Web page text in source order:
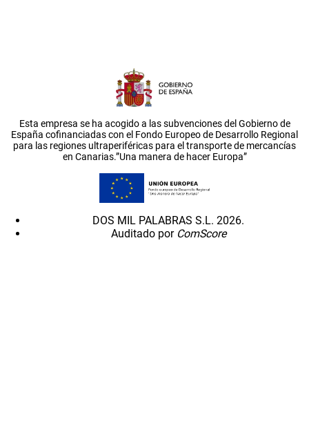
Esta empresa se ha acogido a las subvenciones del Gobierno de
España cofinanciadas con el Fondo Europeo de Desarrollo Regional
para las regiones ultraperiféricas para el transporte de mercancías
en Canarias.”Una manera de hacer Europa”
DOS MIL PALABRAS S.L. 2026.
Auditado por ComScore